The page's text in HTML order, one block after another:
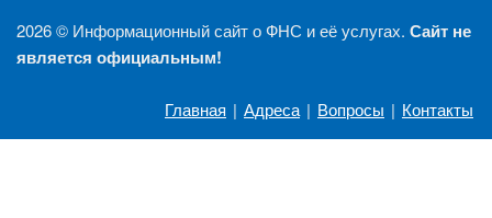
2026 © Информационный сайт о ФНС и её услугах. Сайт не
является официальным!
Главная | Адреса | Вопросы | Контакты